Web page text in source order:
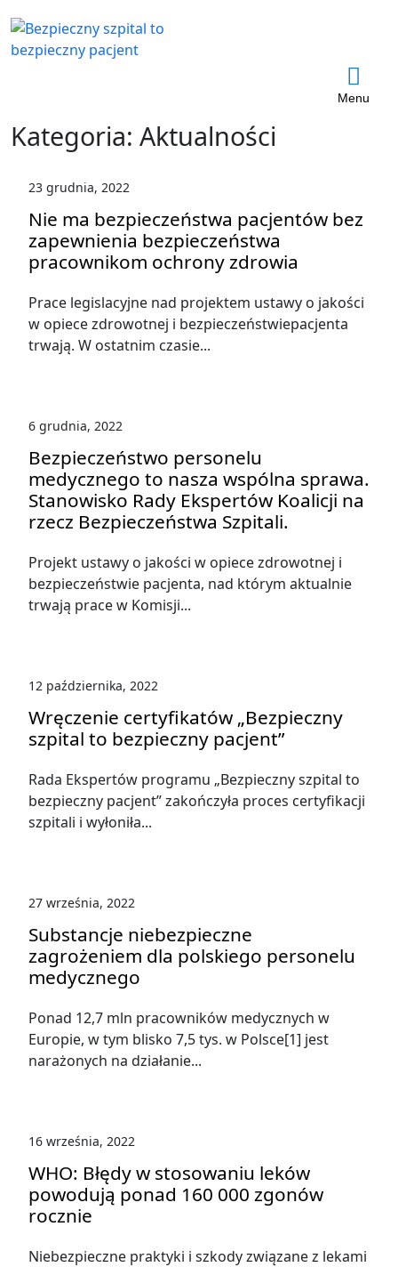
Menu
Kategoria: Aktualności
23 grudnia, 2022
Nie ma bezpieczeństwa pacjentów bez
zapewnienia bezpieczeństwa
pracownikom ochrony zdrowia
Prace legislacyjne nad projektem ustawy o jakości
w opiece zdrowotnej i bezpieczeństwiepacjenta
trwają. W ostatnim czasie...
6 grudnia, 2022
Bezpieczeństwo personelu
medycznego to nasza wspólna sprawa.
Stanowisko Rady Ekspertów Koalicji na
rzecz Bezpieczeństwa Szpitali.
Projekt ustawy o jakości w opiece zdrowotnej i
bezpieczeństwie pacjenta, nad którym aktualnie
trwają prace w Komisji...
12 października, 2022
Wręczenie certyfikatów „Bezpieczny
szpital to bezpieczny pacjent”
Rada Ekspertów programu „Bezpieczny szpital to
bezpieczny pacjent” zakończyła proces certyfikacji
szpitali i wyłoniła...
27 września, 2022
Substancje niebezpieczne
zagrożeniem dla polskiego personelu
medycznego
Ponad 12,7 mln pracowników medycznych w
Europie, w tym blisko 7,5 tys. w Polsce[1] jest
narażonych na działanie...
16 września, 2022
WHO: Błędy w stosowaniu leków
powodują ponad 160 000 zgonów
rocznie
Niebezpieczne praktyki i szkody związane z lekami